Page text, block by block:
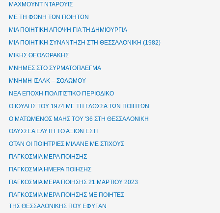
ΜΑΧΜΟΥΝΤ ΝΤΑΡΟΥΙΣ
ΜΕ ΤΗ ΦΩΝΗ ΤΩΝ ΠΟΙΗΤΩΝ
ΜΙΑ ΠΟΙΗΤΙΚΗ ΑΠΟΨΗ ΓΙΑ ΤΗ ΔΗΜΙΟΥΡΓΙΑ
ΜΙΑ ΠΟΙΗΤΙΚΗ ΣΥΝΑΝΤΗΣΗ ΣΤΗ ΘΕΣΣΑΛΟΝΙΚΗ (1982)
ΜΙΚΗΣ ΘΕΟΔΩΡΑΚΗΣ
ΜΝΗΜΕΣ ΣΤΟ ΣΥΡΜΑΤΟΠΛΕΓΜΑ
ΜΝΗΜΗ ΙΣΑΑΚ – ΣΟΛΩΜΟΥ
ΝΕΑ ΕΠΟΧΗ ΠΟΛΙΤΙΣΤΙΚΟ ΠΕΡΙΟΔΙΚΟ
Ο ΙΟΥΛΗΣ ΤΟΥ 1974 ΜΕ ΤΗ ΓΛΩΣΣΑ ΤΩΝ ΠΟΙΗΤΩΝ
Ο ΜΑΤΩΜΕΝΟΣ ΜΑΗΣ ΤΟΥ '36 ΣΤΗ ΘΕΣΣΑΛΟΝΙΚΗ
ΟΔΥΣΣΕΑ ΕΛΥΤΗ ΤΟ ΑΞΙΟΝ ΕΣΤΙ
ΟΤΑΝ ΟΙ ΠΟΙΗΤΡΙΕΣ ΜΙΛΑΝΕ ΜΕ ΣΤΙΧΟΥΣ
ΠΑΓΚΟΣΜΙΑ ΜΕΡΑ ΠΟΙΗΣΗΣ
ΠΑΓΚΟΣΜΙΑ ΗΜΕΡΑ ΠΟΙΗΣΗΣ
ΠΑΓΚΟΣΜΙΑ ΜΕΡΑ ΠΟΙΗΣΗΣ 21 ΜΑΡΤΙΟΥ 2023
ΠΑΓΚΟΣΜΙΑ ΜΕΡΑ ΠΟΙΗΣΗΣ ΜΕ ΠΟΙΗΤΕΣ
ΤΗΣ ΘΕΣΣΑΛΟΝΙΚΗΣ ΠΟΥ ΕΦΥΓΑΝ